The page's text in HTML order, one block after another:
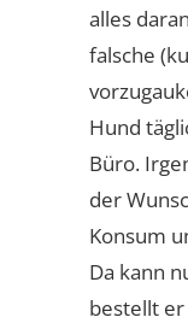
alles
falsche
Hund
Büro.
der
Konsum
Da kann
bestellt